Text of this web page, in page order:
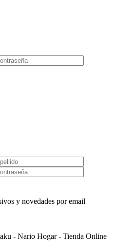
y novedades por email